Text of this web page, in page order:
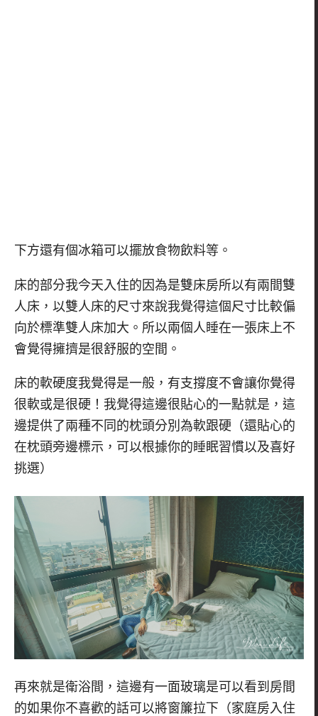
下方還有個冰箱可以擺放食物飲料等。
床的部分我今天入住的因為是雙床房所以有兩間雙
人床，以雙人床的尺寸來說我覺得這個尺寸比較偏
向於標準雙人床加大。所以兩個人睡在一張床上不
會覺得擁擠是很舒服的空間。
床的軟硬度我覺得是一般，有支撐度不會讓你覺得
很軟或是很硬！我覺得這邊很貼心的一點就是，這
邊提供了兩種不同的枕頭分別為軟跟硬（還貼心的
在枕頭旁邊標示，可以根據你的睡眠習慣以及喜好
挑選）
再來就是衛浴間，這邊有一面玻璃是可以看到房間
的如果你不喜歡的話可以將窗簾拉下（家庭房入住